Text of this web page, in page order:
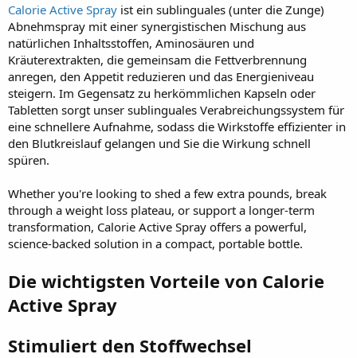
Calorie Active Spray ist ein sublinguales (unter die Zunge)
Abnehmspray mit einer synergistischen Mischung aus
natürlichen Inhaltsstoffen, Aminosäuren und
Kräuterextrakten, die gemeinsam die Fettverbrennung
anregen, den Appetit reduzieren und das Energieniveau
steigern. Im Gegensatz zu herkömmlichen Kapseln oder
Tabletten sorgt unser sublinguales Verabreichungssystem für
eine schnellere Aufnahme, sodass die Wirkstoffe effizienter in
den Blutkreislauf gelangen und Sie die Wirkung schnell
spüren.
Whether you're looking to shed a few extra pounds, break
through a weight loss plateau, or support a longer-term
transformation, Calorie Active Spray offers a powerful,
science-backed solution in a compact, portable bottle.
Die wichtigsten Vorteile von Calorie
Active Spray
Stimuliert den Stoffwechsel